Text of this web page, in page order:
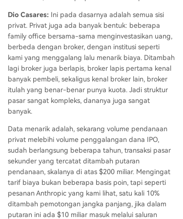
Dio Casares: Ini pada dasarnya adalah semua sisi
privat. Privat juga ada banyak bentuk: beberapa
family office bersama-sama menginvestasikan uang,
berbeda dengan broker, dengan institusi seperti
kami yang menggalang lalu menarik biaya. Ditambah
lagi broker juga berlapis, broker lapis pertama kenal
banyak pembeli, sekaligus kenal broker lain, broker
itulah yang benar-benar punya kuota. Jadi struktur
pasar sangat kompleks, dananya juga sangat
banyak.
Data menarik adalah, sekarang volume pendanaan
privat melebihi volume penggalangan dana IPO,
sudah berlangsung beberapa tahun, transaksi pasar
sekunder yang tercatat ditambah putaran
pendanaan, skalanya di atas $200 miliar. Mengingat
tarif biaya bukan beberapa basis poin, tapi seperti
pesanan Anthropic yang kami lihat, satu kali 10%
ditambah pemotongan jangka panjang, jika dalam
putaran ini ada $10 miliar masuk melalui saluran